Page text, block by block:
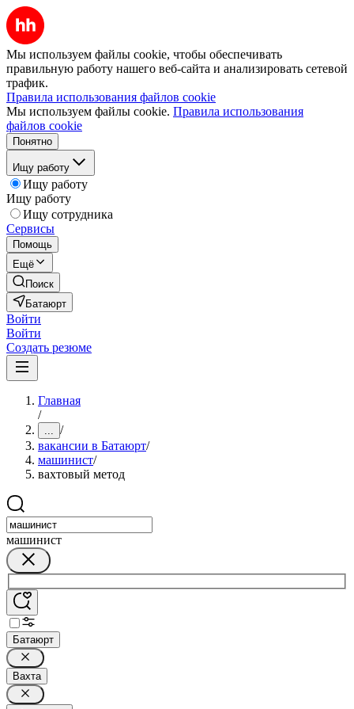
Мы используем файлы cookie, чтобы обеспечивать
правильную работу нашего веб-сайта и анализировать сетевой
трафик.
Правила использования файлов cookie
Мы используем файлы cookie. Правила использования
файлов cookie
Понятно
Ищу работу
Ищу работу
Ищу работу
Ищу сотрудника
Сервисы
Помощь
Ещё
Поиск
Батаюрт
Войти
Войти
Создать резюме
Главная
/
... /
вакансии в Батаюрт/
машинист/
вахтовый метод
машинист
Батаюрт
Вахта